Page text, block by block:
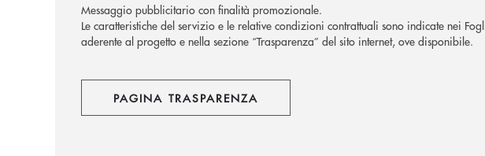
Messaggio pubblicitario con finalità promozionale.
Le caratteristiche del servizio e le relative condizioni contrattuali sono indicate nei
aderente al progetto e nella sezione “Trasparenza” del sito internet, ove disponibile.
PAGINA TRASPARENZA